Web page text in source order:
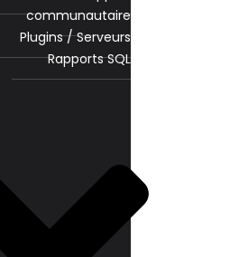
communautaire
Plugins / Serveurs
Rapports SQL